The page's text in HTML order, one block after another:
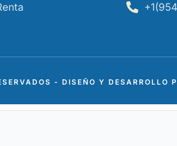
- DISEÑO Y DESARROLLO